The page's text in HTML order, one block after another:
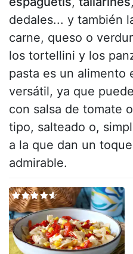
dedales... y también
carne, queso o
los tortellini y los
pasta es un alimento
versátil, ya que
con salsa de tomate
tipo, salteado o,
a la que dan un
admirable.